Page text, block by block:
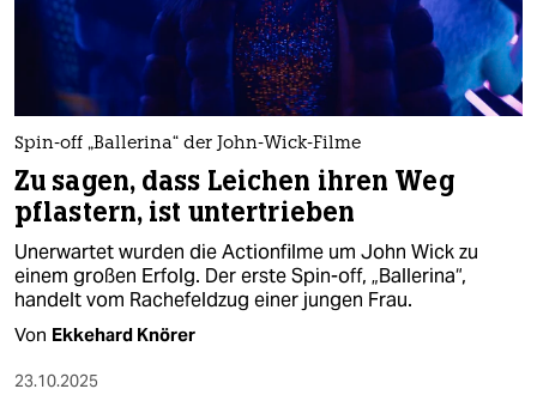
Spin-off „Ballerina“ der John-Wick-Filme
Zu sagen, dass Leichen ihren Weg
pflastern, ist untertrieben
Unerwartet wurden die Actionfilme um John Wick zu
einem großen Erfolg. Der erste Spin-off, „Ballerina“,
handelt vom Rachefeldzug einer jungen Frau.
Von Ekkehard Knörer
23.10.2025